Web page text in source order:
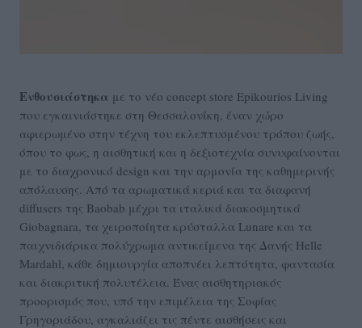
Ενθουσιάστηκα με το νέο concept store Epikourios Living
που εγκαινιάστηκε στη Θεσσαλονίκη, έναν χώρο
αφιερωμένο στην τέχνη του εκλεπτυσμένου τρόπου ζωής,
όπου το φως, η αισθητική και η δεξιοτεχνία συνυφαίνονται
με το διαχρονικό design και την αρμονία της καθημερινής
απόλαυσης. Από τα αρωματικά κεριά και τα διαφανή
diffusers της Baobab μέχρι τα ιταλικά διακοσμητικά
Giobagnara, τα χειροποίητα κρύσταλλα Lunare και τα
παιχνιδιάρικα πολύχρωμα αντικείμενα της Δανής Helle
Mardahl, κάθε δημιουργία αποπνέει λεπτότητα, φαντασία
και διακριτική πολυτέλεια. Ένας αισθητηριακός
προορισμός που, υπό την επιμέλεια της Σοφίας
Γρηγοριάδου, αγκαλιάζει τις πέντε αισθήσεις και